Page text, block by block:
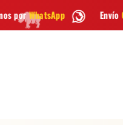
EnvíoGRATISen Bogotá